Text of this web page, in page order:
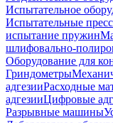
Испытательное
Испытательные
испытание пружин
шлифовально-
Оборудование для
Гриндометры
адгезииРасходные
адгезииЦифровые
Разрывные машины